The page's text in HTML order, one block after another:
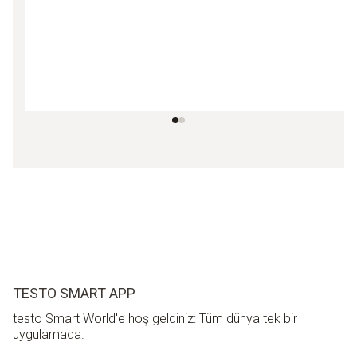
TESTO SMART APP
testo Smart World'e hoş geldiniz: Tüm dünya tek bir
uygulamada.